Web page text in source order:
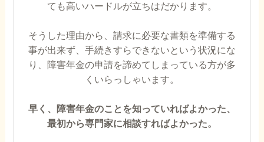
ても高いハードルが立ちはだかります。
そうした理由から、請求に必要な書類を準備する
事が出来ず、手続きすらできないという状況にな
り、障害年金の申請を諦めてしまっている方が多
くいらっしゃいます。
早く、障害年金のことを知っていればよかった、
最初から専門家に相談すればよかった。